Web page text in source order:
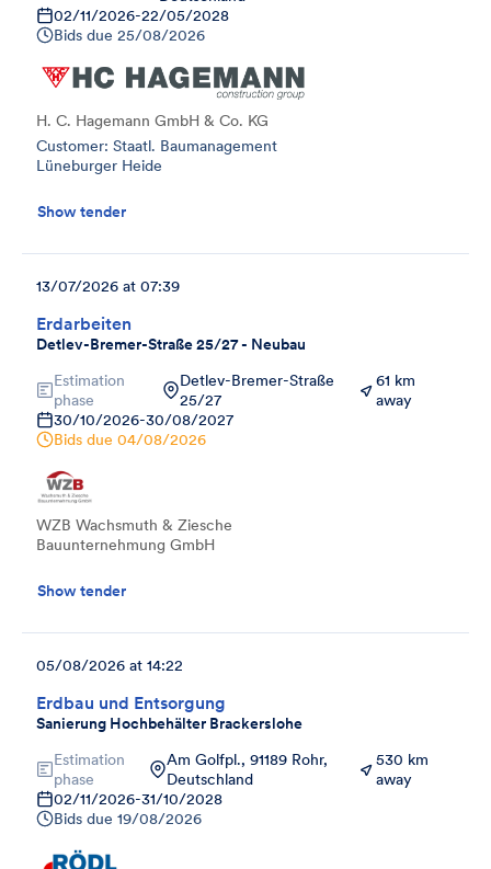
02/11/2026-22/05/2028
Bids due 25/08/2026
H. C. Hagemann GmbH & Co. KG
Customer: Staatl. Baumanagement
Lüneburger Heide
Show tender
Erdarbeiten
Detlev-Bremer-Straße 25/27 - Neubau
13/07/2026 at 07:39
Estimation
phase
Detlev-Bremer-Straße
25/27
61 km
away
30/10/2026-30/08/2027
Bids due 04/08/2026
WZB Wachsmuth & Ziesche
Bauunternehmung GmbH
Show tender
Erdbau und Entsorgung
Sanierung Hochbehälter Brackerslohe
05/08/2026 at 14:22
Estimation
phase
Am Golfpl., 91189 Rohr,
Deutschland
530 km
away
02/11/2026-31/10/2028
Bids due 19/08/2026